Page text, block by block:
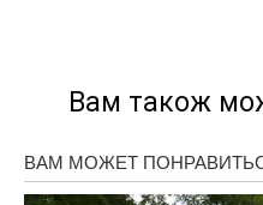
Вам також